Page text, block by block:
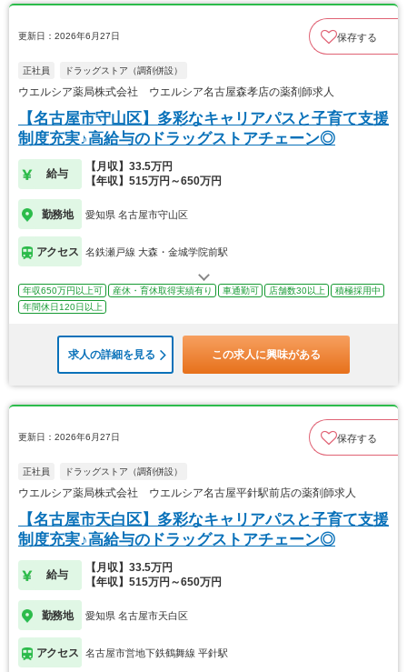
更新日：2026年6月27日 保存する
正社員 ドラッグストア（調剤併設）
ウエルシア薬局株式会社 ウエルシア名古屋森孝店の薬剤師求人
【名古屋市守山区】多彩なキャリアパスと子育て支援
制度充実♪高給与のドラッグストアチェーン◎
給与
【月収】33.5万円
【年収】515万円～650万円
勤務地 愛知県 名古屋市守山区
アクセス 名鉄瀬戸線 大森・金城学院前駅
年収650万円以上可 産休・育休取得実績有り 車通勤可 店舗数30以上
積極採用中
年間休日120日以上
求人の詳細を見る この求人に興味がある
更新日：2026年6月27日 保存する
正社員 ドラッグストア（調剤併設）
ウエルシア薬局株式会社 ウエルシア名古屋平針駅前店の薬剤師求人
【名古屋市天白区】多彩なキャリアパスと子育て支援
制度充実♪高給与のドラッグストアチェーン◎
給与
【月収】33.5万円
【年収】515万円～650万円
勤務地 愛知県 名古屋市天白区
アクセス 名古屋市営地下鉄鶴舞線 平針駅